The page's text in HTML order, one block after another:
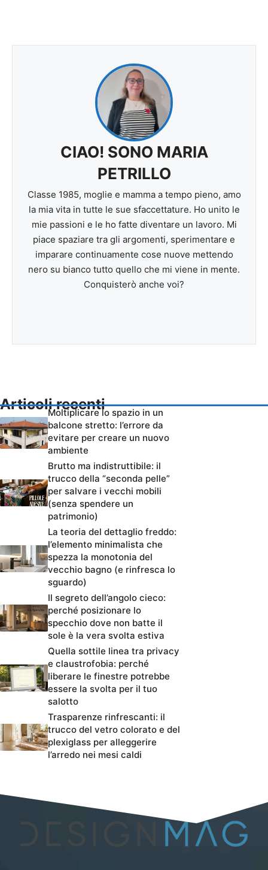
CIAO! SONO MARIA
PETRILLO
Classe 1985, moglie e mamma a tempo pieno, amo
la mia vita in tutte le sue sfaccettature. Ho unito le
mie passioni e le ho fatte diventare un lavoro. Mi
piace spaziare tra gli argomenti, sperimentare e
imparare continuamente cose nuove mettendo
nero su bianco tutto quello che mi viene in mente.
Conquisterò anche voi?
Articoli recenti
Moltiplicare lo spazio in un
balcone stretto: l’errore da
evitare per creare un nuovo
ambiente
Brutto ma indistruttibile: il
trucco della “seconda pelle”
per salvare i vecchi mobili
(senza spendere un
patrimonio)
La teoria del dettaglio freddo:
l’elemento minimalista che
spezza la monotonia del
vecchio bagno (e rinfresca lo
sguardo)
Il segreto dell’angolo cieco:
perché posizionare lo
specchio dove non batte il
sole è la vera svolta estiva
Quella sottile linea tra privacy
e claustrofobia: perché
liberare le finestre potrebbe
essere la svolta per il tuo
salotto
Trasparenze rinfrescanti: il
trucco del vetro colorato e del
plexiglass per alleggerire
l’arredo nei mesi caldi